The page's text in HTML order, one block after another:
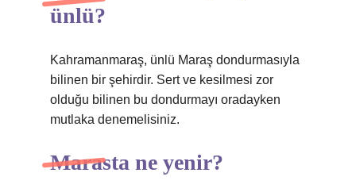
ünlü?
Kahramanmaraş, ünlü Maraş dondurmasıyla
bilinen bir şehirdir. Sert ve kesilmesi zor
olduğu bilinen bu dondurmayı oradayken
mutlaka denemelisiniz.
Marasta ne yenir?